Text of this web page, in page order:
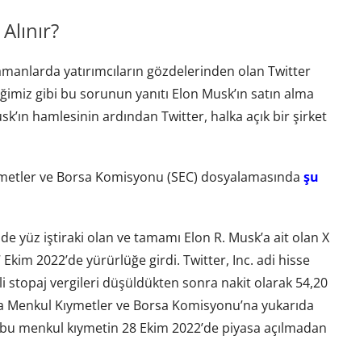
yatırımcıların gözdelerinden olan Twitter
gibi bu sorunun yanıtı Elon Musk’ın satın alma
hamlesinin ardından Twitter, halka açık bir şirket
ve Borsa Komisyonu (SEC) dosyalamasında şu
yüz iştiraki olan ve tamamı Elon R. Musk’a ait olan X
2022’de yürürlüğe girdi. Twitter, Inc. adi hisse
stopaj vergileri düşüldükten sonra nakit olarak 54,20
Kıymetler ve Borsa Komisyonu’na yukarıda
menkul kıymetin 28 Ekim 2022’de piyasa açılmadan